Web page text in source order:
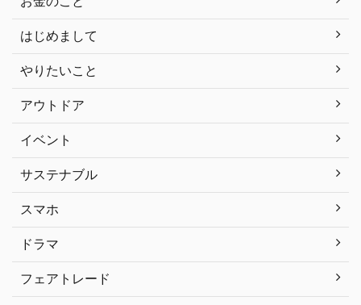
はじめまして
やりたいこと
アウトドア
イベント
サステナブル
スマホ
ドラマ
フェアトレード